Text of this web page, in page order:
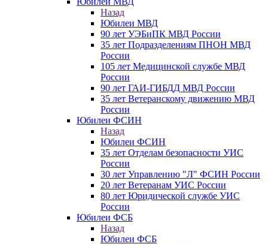
Назад
Юбилеи МВД
90 лет УЭБиПК МВД России
35 лет Подразделениям ПНОН МВД
России
105 лет Медицинской службе МВД
России
90 лет ГАИ-ГИБДД МВД России
35 лет Ветеранскому движению МВД
России
Юбилеи ФСИН
Назад
Юбилеи ФСИН
35 лет Отделам безопасности УИС
России
30 лет Управлению "Л" ФСИН России
20 лет Ветеранам УИС России
80 лет Юридической службе УИС
России
Юбилеи ФСБ
Назад
Юбилеи ФСБ